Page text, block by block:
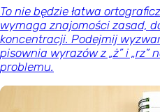
To nie będzie łatwa
wymaga znajomości zasad,
koncentracji. Podejmij
pisownia wyrazów z „ż” i
problemu.